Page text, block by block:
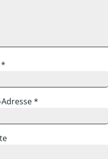
*
Adresse*